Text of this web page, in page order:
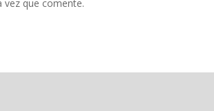
que comente.